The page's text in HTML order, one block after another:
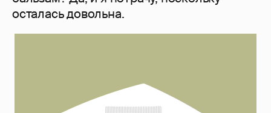
осталась довольна.